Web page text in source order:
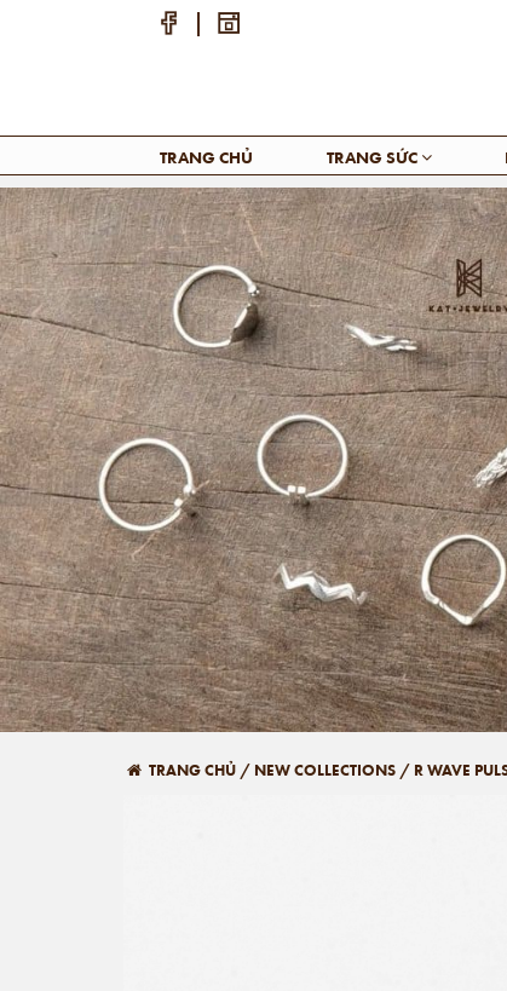
TRANG CHỦ TRANG SỨC
TRANG CHỦ / NEW COLLECTIONS / R WAVE